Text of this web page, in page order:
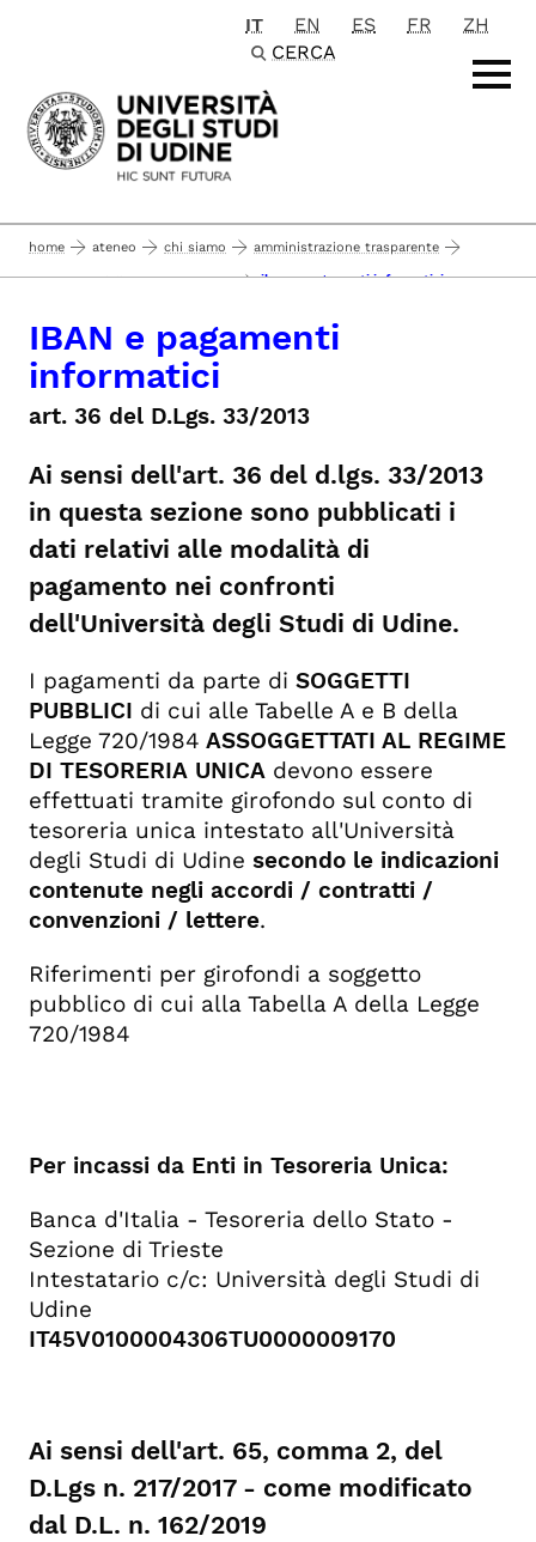
Passa al contenuto principale
IT EN ES FR
ZH
CERCA
home ateneo chi siamo amministrazione trasparente
pagamenti dell'amministrazione iban e pagamenti informatici
IBAN e pagamenti
informatici
art. 36 del D.Lgs. 33/2013
Ai sensi dell'art. 36 del d.lgs. 33/2013
in questa sezione sono pubblicati i
dati relativi alle modalità di
pagamento nei confronti
dell'Università degli Studi di Udine.
I pagamenti da parte di SOGGETTI
PUBBLICI di cui alle Tabelle A e B della
Legge 720/1984 ASSOGGETTATI AL REGIME
DI TESORERIA UNICA devono essere
effettuati tramite girofondo sul conto di
tesoreria unica intestato all'Università
degli Studi di Udine secondo le indicazioni
contenute negli accordi / contratti /
convenzioni / lettere.
Riferimenti per girofondi a soggetto
pubblico di cui alla Tabella A della Legge
720/1984
Per incassi da Enti in Tesoreria Unica:
Banca d'Italia - Tesoreria dello Stato -
Sezione di Trieste
Intestatario c/c: Università degli Studi di
Udine
IT45V0100004306TU0000009170
Ai sensi dell'art. 65, comma 2, del
D.Lgs n. 217/2017 - come modificato
dal D.L. n. 162/2019